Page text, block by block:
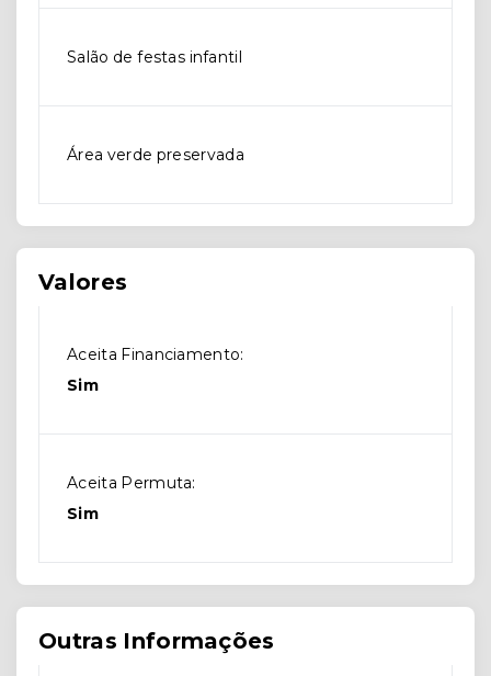
Salão de festas infantil
Área verde preservada
Valores
Aceita Financiamento:
Sim
Aceita Permuta:
Sim
Outras Informações